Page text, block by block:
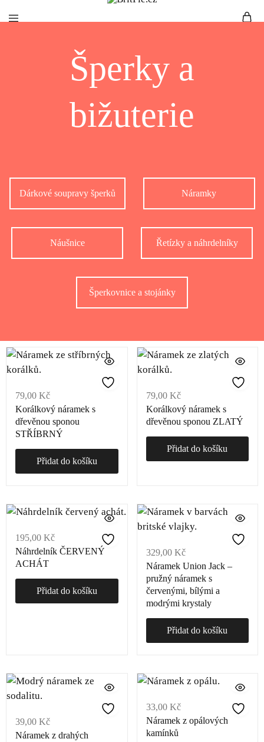
English
Living
Šperky a
bižuterie
Dárkové soupravy šperků Náramky
Náušnice Řetízky a náhrdelníky
Šperkovnice a stojánky
79,00 Kč
Korálkový náramek s
dřevěnou sponou
STŘÍBRNÝ
Přidat do košíku
79,00 Kč
Korálkový náramek s
dřevěnou sponou ZLATÝ
Přidat do košíku
195,00 Kč
Náhrdelník ČERVENÝ
ACHÁT
Přidat do košíku
329,00 Kč
Náramek Union Jack –
pružný náramek s
červenými, bílými a
modrými krystaly
Přidat do košíku
39,00 Kč
Náramek z drahých
33,00 Kč
Náramek z opálových
kamínků